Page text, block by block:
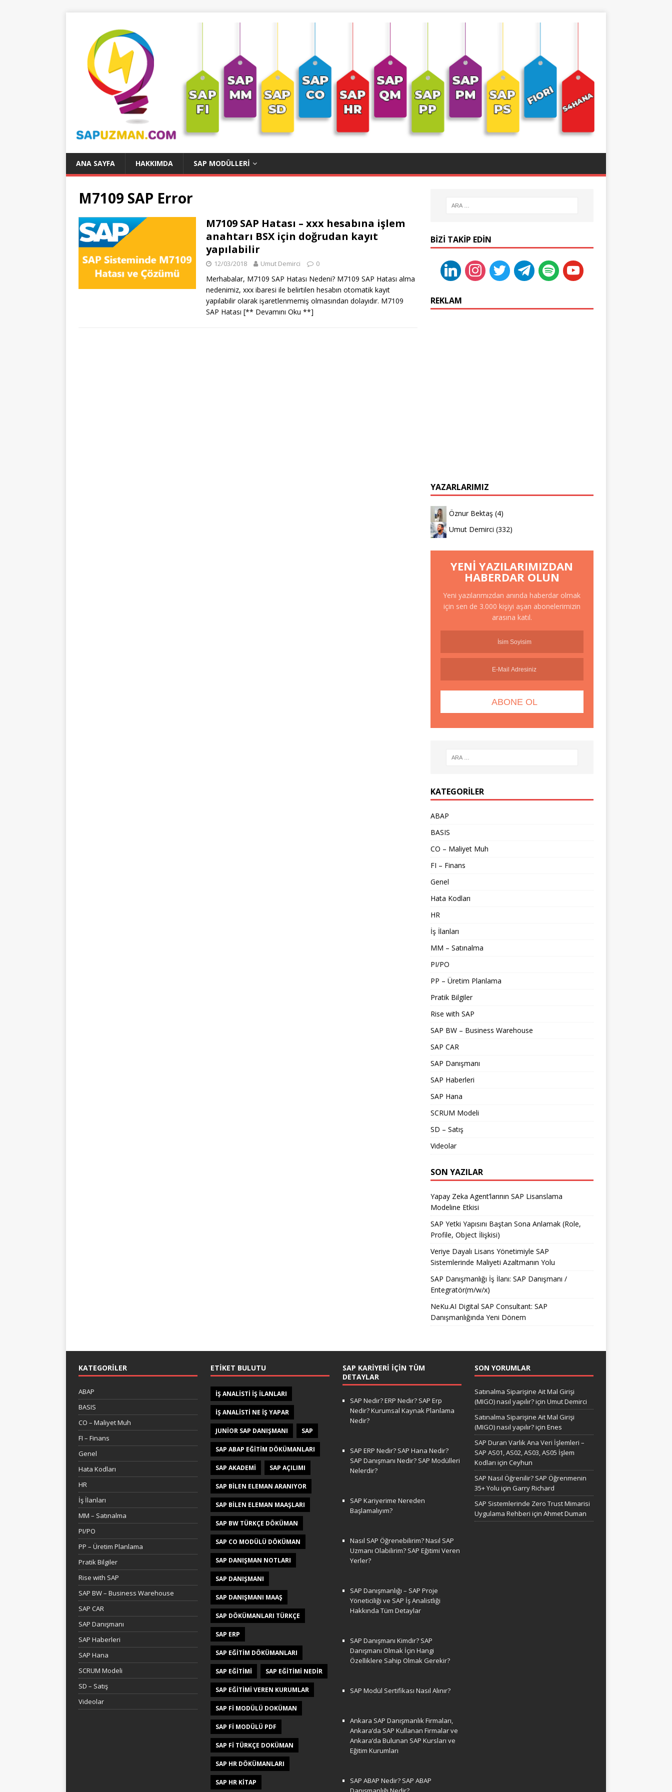
ANA SAYFA HAKKIMDA SAP MODÜLLERI
M7109 SAP Error
M7109 SAP Hatası – xxx hesabına işlem
anahtarı BSX için doğrudan kayıt
yapılabilir
12/03/2018 Umut Demirci 0
Merhabalar, M7109 SAP Hatası Nedeni? M7109 SAP Hatası alma
nedenimiz, xxx ibaresi ile belirtilen hesabın otomatik kayıt
yapılabilir olarak işaretlenmemiş olmasından dolayıdır. M7109
SAP Hatası [** Devamını Oku **]
BIZI TAKIP EDIN
REKLAM
YAZARLARIMIZ
Öznur Bektaş (4)
Umut Demirci (332)
YENI YAZILARIMIZDAN
HABERDAR OLUN
Yeni yazılarımızdan anında haberdar olmak
için sen de 3.000 kişiyi aşan abonelerimizin
arasına katıl.
KATEGORILER
ABAP
BASIS
CO – Maliyet Muh
FI – Finans
Genel
Hata Kodları
HR
İş İlanları
MM – Satınalma
PI/PO
PP – Üretim Planlama
Pratik Bilgiler
Rise with SAP
SAP BW – Business Warehouse
SAP CAR
SAP Danışmanı
SAP Haberleri
SAP Hana
SCRUM Modeli
SD – Satış
Videolar
SON YAZILAR
Yapay Zeka Agent’larının SAP Lisanslama
Modeline Etkisi
SAP Yetki Yapısını Baştan Sona Anlamak (Role,
Profile, Object İlişkisi)
Veriye Dayalı Lisans Yönetimiyle SAP
Sistemlerinde Maliyeti Azaltmanın Yolu
SAP Danışmanlığı İş İlanı: SAP Danışmanı /
Entegratör(m/w/x)
NeKu.AI Digital SAP Consultant: SAP
Danışmanlığında Yeni Dönem
KATEGORILER
ABAP
BASIS
CO – Maliyet Muh
FI – Finans
Genel
Hata Kodları
HR
İş İlanları
MM – Satınalma
PI/PO
PP – Üretim Planlama
Pratik Bilgiler
Rise with SAP
SAP BW – Business Warehouse
SAP CAR
SAP Danışmanı
SAP Haberleri
SAP Hana
SCRUM Modeli
SD – Satış
Videolar
ETIKET BULUTU
IŞ ANALISTI IŞ ILANLARI
IŞ ANALISTI NE IŞ YAPAR
JUNIOR SAP DANIŞMANI SAP
SAP ABAP EĞITIM DÖKÜMANLARI
SAP AKADEMI SAP AÇILIMI
SAP BILEN ELEMAN ARANIYOR
SAP BILEN ELEMAN MAAŞLARI
SAP BW TÜRKÇE DÖKÜMAN
SAP CO MODÜLÜ DÖKÜMAN
SAP DANIŞMAN NOTLARI
SAP DANIŞMANI
SAP DANIŞMANI MAAŞ
SAP DÖKÜMANLARI TÜRKÇE
SAP ERP
SAP EĞITIM DÖKÜMANLARI
SAP EĞITIMI SAP EĞITIMI NEDIR
SAP EĞITIMI VEREN KURUMLAR
SAP FI MODÜLÜ DOKÜMAN
SAP FI MODÜLÜ PDF
SAP FI TÜRKÇE DOKÜMAN
SAP HR DÖKÜMANLARI
SAP HR KITAP
SAP KARIYERI İÇIN TÜM
DETAYLAR
SAP Nedir? ERP Nedir? SAP Erp
Nedir? Kurumsal Kaynak Planlama
Nedir?
SAP ERP Nedir? SAP Hana Nedir?
SAP Danışmanı Nedir? SAP Modülleri
Nelerdir?
SAP Kariyerime Nereden
Başlamalıyım?
Nasıl SAP Öğrenebilirim? Nasıl SAP
Uzmanı Olabilirim? SAP Eğitimi Veren
Yerler?
SAP Danışmanlığı – SAP Proje
Yöneticiliği ve SAP İş Analistliği
Hakkında Tüm Detaylar
SAP Danışmanı Kimdir? SAP
Danışmanı Olmak İçin Hangi
Özelliklere Sahip Olmak Gerekir?
SAP Modül Sertifikası Nasıl Alınır?
Ankara SAP Danışmanlık Firmaları,
Ankara’da SAP Kullanan Firmalar ve
Ankara’da Bulunan SAP Kursları ve
Eğitim Kurumları
SAP ABAP Nedir? SAP ABAP
SON YORUMLAR
Satınalma Siparişine Ait Mal Girişi
(MIGO) nasıl yapılır?için Umut Demirci
Satınalma Siparişine Ait Mal Girişi
(MIGO) nasıl yapılır?için Enes
SAP Duran Varlık Ana Veri İşlemleri –
SAP AS01, AS02, AS03, AS05 İşlem
Kodları için Ceyhun
SAP Nasıl Öğrenilir? SAP Öğrenmenin
35+ Yolu için Garry Richard
SAP Sistemlerinde Zero Trust Mimarisi
Uygulama Rehberi için Ahmet Duman